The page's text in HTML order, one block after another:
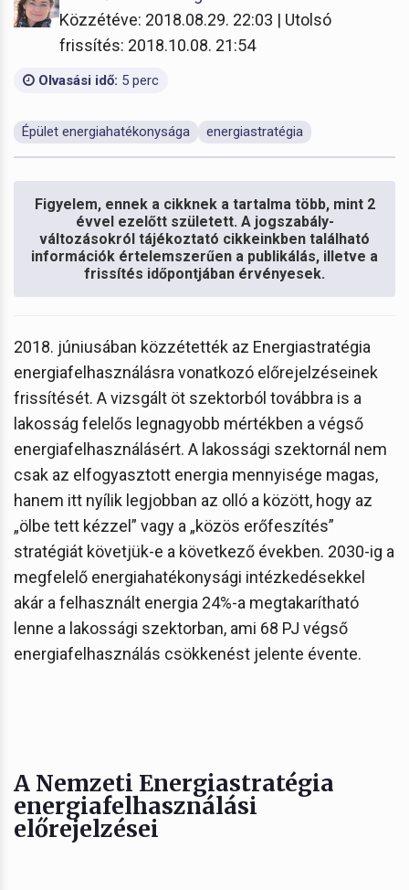
Közzétéve: 2018.08.29. 22:03 | Utolsó
frissítés: 2018.10.08. 21:54
Olvasási idő: 5 perc
Épület energiahatékonysága energiastratégia
Figyelem, ennek a cikknek a tartalma több, mint 2
évvel ezelőtt született. A jogszabály-
változásokról tájékoztató cikkeinkben található
információk értelemszerűen a publikálás, illetve a
frissítés időpontjában érvényesek.
2018. júniusában közzétették az Energiastratégia
energiafelhasználásra vonatkozó előrejelzéseinek
frissítését. A vizsgált öt szektorból továbbra is a
lakosság felelős legnagyobb mértékben a végső
energiafelhasználásért. A lakossági szektornál nem
csak az elfogyasztott energia mennyisége magas,
hanem itt nyílik legjobban az olló a között, hogy az
„ölbe tett kézzel” vagy a „közös erőfeszítés”
stratégiát követjük-e a következő években. 2030-ig a
megfelelő energiahatékonysági intézkedésekkel
akár a felhasznált energia 24%-a megtakarítható
lenne a lakossági szektorban, ami 68 PJ végső
energiafelhasználás csökkenést jelente évente.
A Nemzeti Energiastratégia
energiafelhasználási
előrejelzései